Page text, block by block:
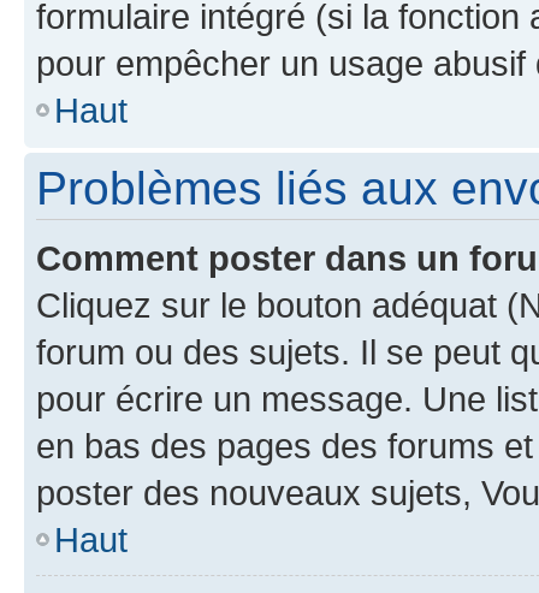
formulaire intégré (si la fonction
pour empêcher un usage
Haut
Problèmes liés aux
Comment poster dans un
Cliquez sur le bouton adéquat
forum ou des sujets. Il se peut
pour écrire un message. Une
en bas des pages des forums
poster des nouveaux sujets,
Haut